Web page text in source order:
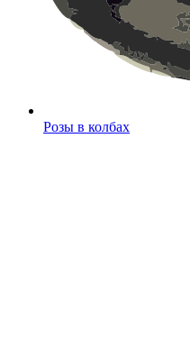
Розы в колбах